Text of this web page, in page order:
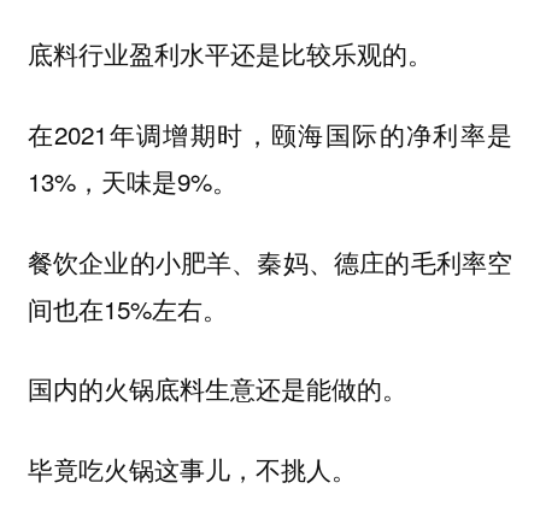
底料行业盈利水平还是比较乐观的。
在2021年调增期时，颐海国际的净利率是
13%，天味是9%。
餐饮企业的小肥羊、秦妈、德庄的毛利率空
间也在15%左右。
国内的火锅底料生意还是能做的。
毕竟吃火锅这事儿，不挑人。